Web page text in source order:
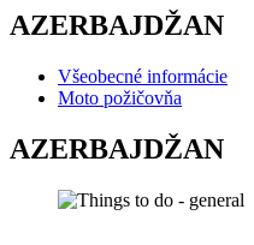
AZERBAJDŽAN
Všeobecné informácie
Moto požičovňa
AZERBAJDŽAN